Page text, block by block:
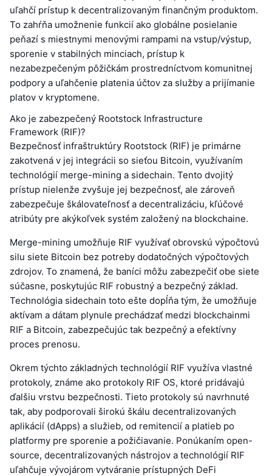
uľahčí prístup k decentralizovaným finančným produktom.
To zahŕňa umožnenie funkcií ako globálne posielanie
peňazí s miestnymi menovými rampami na vstup/výstup,
sporenie v stabilných minciach, prístup k
nezabezpečeným pôžičkám prostredníctvom komunitnej
podpory a uľahčenie platenia účtov za služby a prijímanie
platov v kryptomene.
Ako je zabezpečený Rootstock Infrastructure
Framework (RIF)?
Bezpečnosť infraštruktúry Rootstock (RIF) je primárne
zakotvená v jej integrácii so sieťou Bitcoin, využívaním
technológií merge-mining a sidechain. Tento dvojitý
prístup nielenže zvyšuje jej bezpečnosť, ale zároveň
zabezpečuje škálovateľnosť a decentralizáciu, kľúčové
atribúty pre akýkoľvek systém založený na blockchaine.
Merge-mining umožňuje RIF využívať obrovskú výpočtovú
silu siete Bitcoin bez potreby dodatočných výpočtových
zdrojov. To znamená, že baníci môžu zabezpečiť obe siete
súčasne, poskytujúc RIF robustný a bezpečný základ.
Technológia sidechain toto ešte dopĺňa tým, že umožňuje
aktívam a dátam plynule prechádzať medzi blockchainmi
RIF a Bitcoin, zabezpečujúc tak bezpečný a efektívny
proces prenosu.
Okrem týchto základných technológií RIF využíva vlastné
protokoly, známe ako protokoly RIF OS, ktoré pridávajú
ďalšiu vrstvu bezpečnosti. Tieto protokoly sú navrhnuté
tak, aby podporovali širokú škálu decentralizovaných
aplikácií (dApps) a služieb, od remitencií a platieb po
platformy pre sporenie a požičiavanie. Ponúkaním open-
source, decentralizovaných nástrojov a technológií RIF
uľahčuje vývojárom vytváranie prístupných DeFi